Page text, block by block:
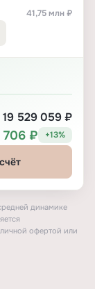
41,75 млн ₽
19 529 059 ₽
706 ₽ +13%
динамике
офертой или